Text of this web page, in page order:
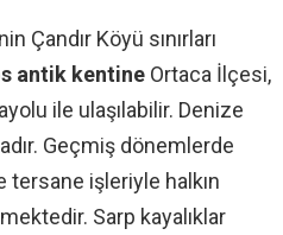
Çandır Köyü sınırları
antik kentine Ortaca İlçesi,
ile ulaşılabilir. Denize
Geçmiş dönemlerde
tersane işleriyle halkın
Sarp kayalıklar